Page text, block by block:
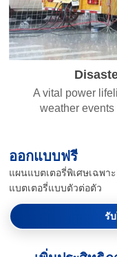
A vital power
weather
ออกแบบฟรี
แผนแบตเตอรี่พิเศษเฉพา
แบตเตอรี่แบบตัวต่อตัว
รั